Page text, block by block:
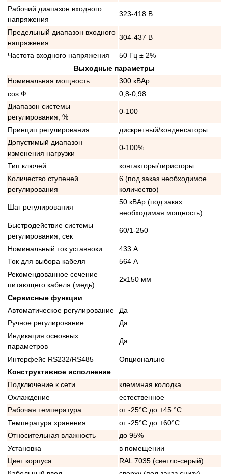
Рабочий диапазон входного
напряжения
323-418 В
Предельный диапазон входного
напряжения
304-437 В
Частота входного напряжения
50 Гц ± 2%
Выходные параметры
Номинальная мощность
300 кВАр
cos Ф
0,8-0,98
Диапазон системы
регулирования, %
0-100
Принцип регулирования
дискретный/конденсаторы
Допустимый диапазон
изменения нагрузки
0-100%
Тип ключей
контакторы/тиристоры
Количество ступеней
регулирования
6 (под заказ необходимое
количество)
Шаг регулирования
50 кВАр (под заказ
необходимая мощность)
Быстродействие системы
регулирования, сек
60/1-250
Номинальный ток уставноки
433 А
Ток для выбора кабеля
564 А
Рекомендованное сечение
питающего кабеля (медь)
2x150 мм
Сервисные функции
Автоматическое регулирование
Да
Ручное регулирование
Да
Индикация основных
параметров
Да
Интерфейс RS232/RS485
Опционально
Конструктивное исполнение
Подключение к сети
клеммная колодка
Охлаждение
естественное
Рабочая температура
от -25°C до +45 °C
Температура хранения
от -25°C до +60°C
Относительная влажность
до 95%
Установка
в помещении
Цвет корпуса
RAL 7035 (светло-серый)